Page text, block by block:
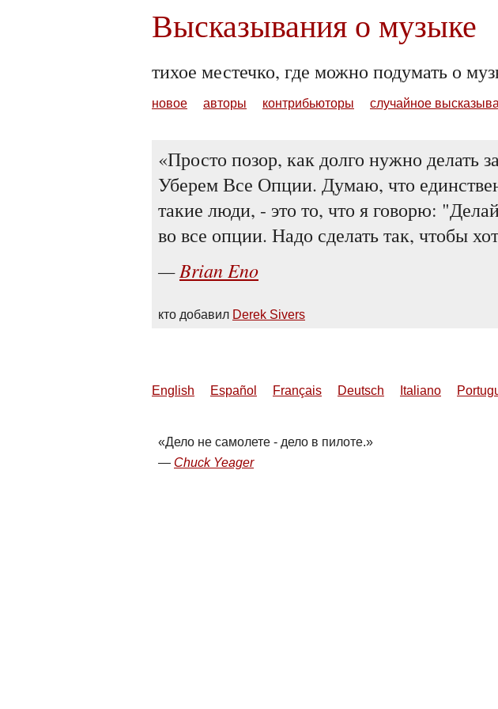
Высказывания о музыке
тихое местечко, где можно подумать о
новое авторы контрибьюторы случайное
Просто позор, как долго нужно
Уберем Все Опции. Думаю, что
такие люди, - это то, что я говорю:
во все опции. Надо сделать так, чтобы
Brian Eno
кто добавил Derek Sivers
English Español Français Deutsch Italiano
Дело не самолете - дело в пилоте.
Chuck Yeager